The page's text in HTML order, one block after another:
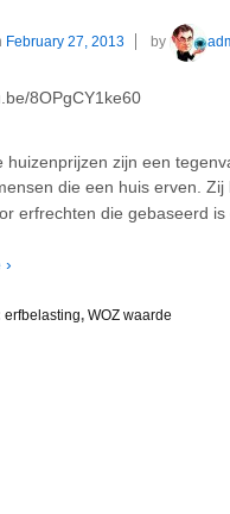
February 27, 2013 by
8OPgCY1ke60
huizenprijzen zijn een
die een huis erven.
erfrechten die gebaseerd
erfbelasting, WOZ waarde